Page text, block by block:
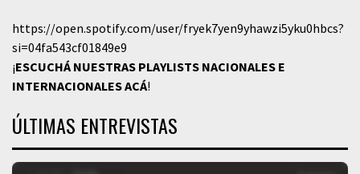
https://open.spotify.com/user/fryek7yen9yhawzi5yku0hbcs?
si=04fa543cf01849e9
¡ESCUCHÁ NUESTRAS PLAYLISTS NACIONALES E
INTERNACIONALESACÁ!
ÚLTIMAS ENTREVISTAS